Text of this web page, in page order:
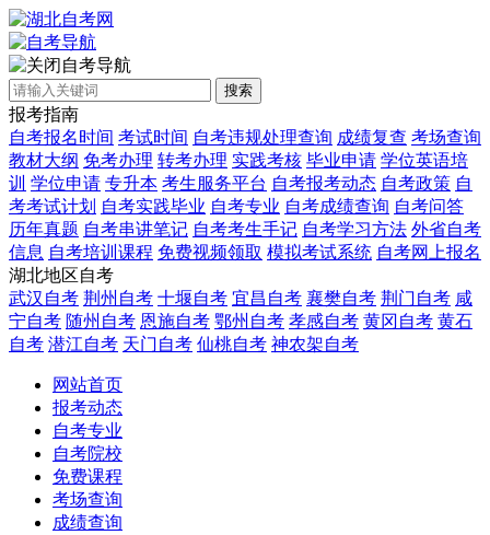
自考导航
搜索
报考指南
自考报名时间 考试时间 自考违规处理查询 成绩复查 考场查询
教材大纲 免考办理 转考办理 实践考核 毕业申请 学位英语培
训 学位申请 专升本 考生服务平台 自考报考动态 自考政策 自
考考试计划 自考实践毕业 自考专业 自考成绩查询 自考问答
历年真题 自考串讲笔记 自考考生手记 自考学习方法 外省自考
信息 自考培训课程 免费视频领取 模拟考试系统 自考网上报名
湖北地区自考
武汉自考 荆州自考 十堰自考 宜昌自考 襄樊自考 荆门自考 咸
宁自考 随州自考 恩施自考 鄂州自考 孝感自考 黄冈自考 黄石
自考 潜江自考 天门自考 仙桃自考 神农架自考
网站首页
报考动态
自考专业
自考院校
免费课程
考场查询
成绩查询